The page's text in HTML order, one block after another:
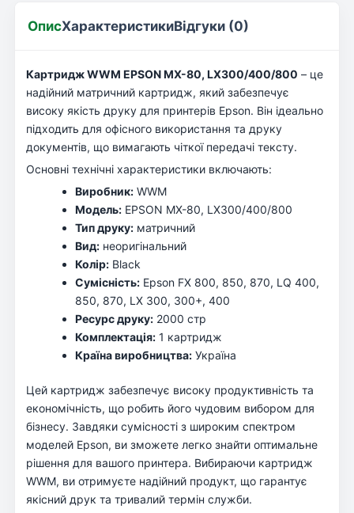
ОписХарактеристикиВідгуки (0)
Картридж WWM EPSON MX-80, LX300/400/800 – це
надійний матричний картридж, який забезпечує
високу якість друку для принтерів Epson. Він ідеально
підходить для офісного використання та друку
документів, що вимагають чіткої передачі тексту.
Основні технічні характеристики включають:
Виробник: WWM
Модель: EPSON MX-80, LX300/400/800
Тип друку: матричний
Вид: неоригінальний
Колір: Black
Сумісність: Epson FX 800, 850, 870, LQ 400,
850, 870, LX 300, 300+, 400
Ресурс друку: 2000 стр
Комплектація: 1 картридж
Країна виробництва: Україна
Цей картридж забезпечує високу продуктивність та
економічність, що робить його чудовим вибором для
бізнесу. Завдяки сумісності з широким спектром
моделей Epson, ви зможете легко знайти оптимальне
рішення для вашого принтера. Вибираючи картридж
WWM, ви отримуєте надійний продукт, що гарантує
якісний друк та тривалий термін служби.